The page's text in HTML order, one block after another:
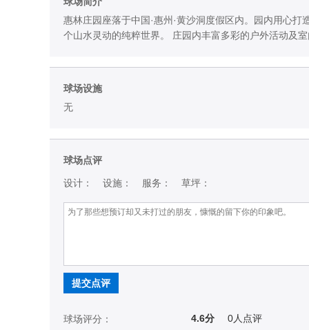
惠林庄园座落于中国·惠州·黄沙洞度假区内。园内用心
个山水灵动的纯粹世界。 庄园内丰富多彩的户外活动及
球场设施
无
球场点评
设计： 设施： 服务： 草坪：
提交点评
球场评分： 4.6分 0人点评